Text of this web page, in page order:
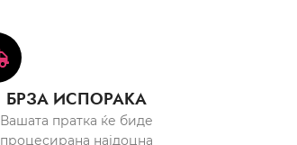
БРЗА ИСПОРАКА
Вашата пратка ќе биде
процесирана најдоцна